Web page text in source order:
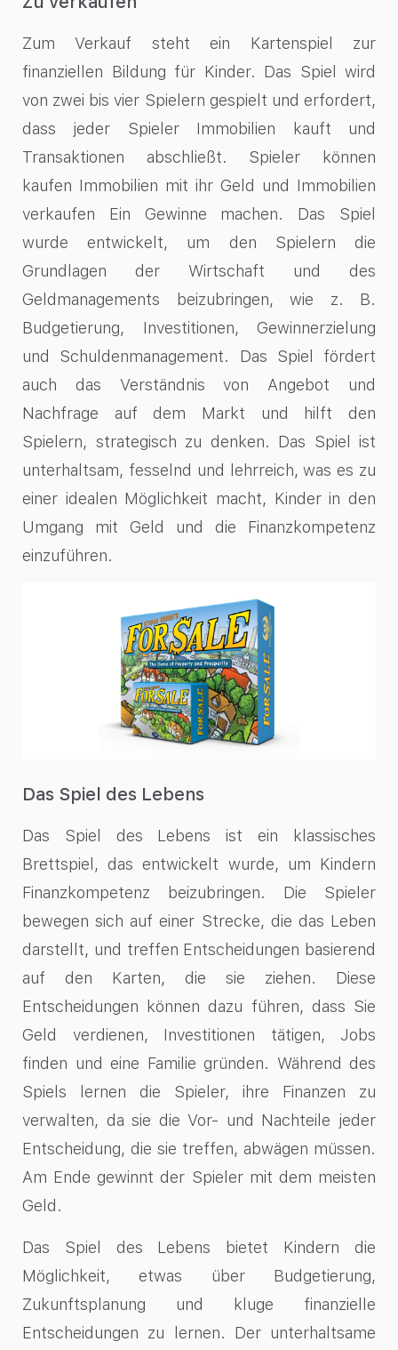
Zum Verkauf steht ein Kartenspiel zur
finanziellen Bildung für Kinder. Das Spiel wird
von zwei bis vier Spielern gespielt und erfordert,
dass jeder Spieler Immobilien kauft und
Transaktionen abschließt. Spieler können
kaufen Immobilien mit ihr Geld und Immobilien
verkaufen Ein Gewinne machen. Das Spiel
wurde entwickelt, um den Spielern die
Grundlagen der Wirtschaft und des
Geldmanagements beizubringen, wie z. B.
Budgetierung, Investitionen, Gewinnerzielung
und Schuldenmanagement. Das Spiel fördert
auch das Verständnis von Angebot und
Nachfrage auf dem Markt und hilft den
Spielern, strategisch zu denken. Das Spiel ist
unterhaltsam, fesselnd und lehrreich, was es zu
einer idealen Möglichkeit macht, Kinder in den
Umgang mit Geld und die Finanzkompetenz
einzuführen.
Das Spiel des Lebens
Das Spiel des Lebens ist ein klassisches
Brettspiel, das entwickelt wurde, um Kindern
Finanzkompetenz beizubringen. Die Spieler
bewegen sich auf einer Strecke, die das Leben
darstellt, und treffen Entscheidungen basierend
auf den Karten, die sie ziehen. Diese
Entscheidungen können dazu führen, dass Sie
Geld verdienen, Investitionen tätigen, Jobs
finden und eine Familie gründen. Während des
Spiels lernen die Spieler, ihre Finanzen zu
verwalten, da sie die Vor- und Nachteile jeder
Entscheidung, die sie treffen, abwägen müssen.
Am Ende gewinnt der Spieler mit dem meisten
Geld.
Das Spiel des Lebens bietet Kindern die
Möglichkeit, etwas über Budgetierung,
Zukunftsplanung und kluge finanzielle
Entscheidungen zu lernen. Der unterhaltsame